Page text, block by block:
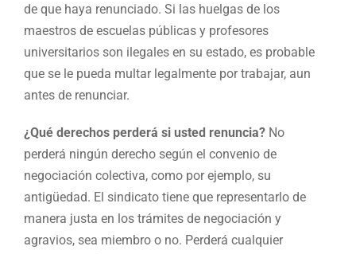
de que haya renunciado. Si las huelgas de los
maestros de escuelas públicas y profesores
universitarios son ilegales en su estado, es probable
que se le pueda multar legalmente por trabajar, aun
antes de renunciar.
¿Qué derechos perderá si usted renuncia? No
perderá ningún derecho según el convenio de
negociación colectiva, como por ejemplo, su
antigüedad. El sindicato tiene que representarlo de
manera justa en los trámites de negociación y
agravios, sea miembro o no. Perderá cualquier